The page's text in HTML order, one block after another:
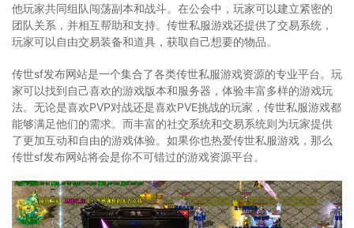
他玩家共同组队闯荡副本和战斗。在公会中，玩家可以建立紧密的
团队关系，并相互帮助和支持。传世私服游戏还提供了交易系统，
玩家可以自由交易装备和道具，获取自己想要的物品。
传世sf发布网站是一个集合了各类传世私服游戏资源的专业平台。玩
家可以找到自己喜欢的游戏版本和服务器，体验丰富多样的游戏玩
法。无论是喜欢PVP对战还是喜欢PVE挑战的玩家，传世私服游戏都
能够满足他们的需求。而丰富的社交系统和交易系统则为玩家提供
了更加互动和自由的游戏体验。如果你也热爱传世私服游戏，那么
传世sf发布网站将会是你不可错过的游戏资源平台。